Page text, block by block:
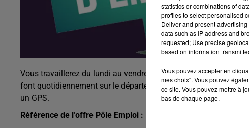
Vous travaillerez du lundi au vendredi, les horaires sont
font quotidiennement sur le département de la Creuse. Vous
un GPS.
Référence de l’offre Pôle Emploi : 117QTJC
statistics or combinations of
profiles to select personalised
Deliver and present
data such as IP address and
requested; Use precise
based on information
Vous pouvez accepter en
mes choix". Vous pouvez
ce site. Vous pouvez mettre à
bas de chaque page.